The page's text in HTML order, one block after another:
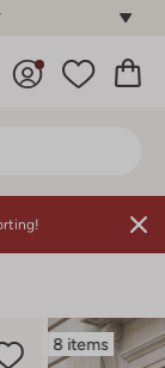
8 items